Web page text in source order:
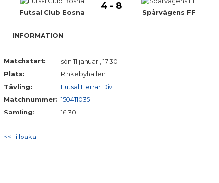
BILDGALLERI
DOKUMENT
Futsal Club Bosna
4 - 8
Spårvägens FF
INFORMATION
Matchstart:
sön 11 januari, 17:30
Plats:
Rinkebyhallen
Tävling:
Futsal Herrar Div 1
Matchnummer: 150411035
Samling:
16:30
<< Tillbaka